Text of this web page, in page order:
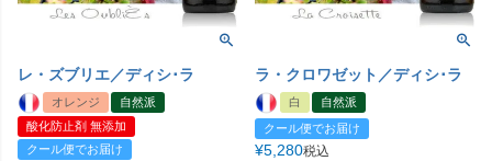
レ・ズブリエ／ディシ･ラ
オレンジ
自然派
酸化防止剤 無添加
クール便でお届け
ラ・クロワゼット／ディシ･ラ
白
自然派
クール便でお届け
¥5,280税込